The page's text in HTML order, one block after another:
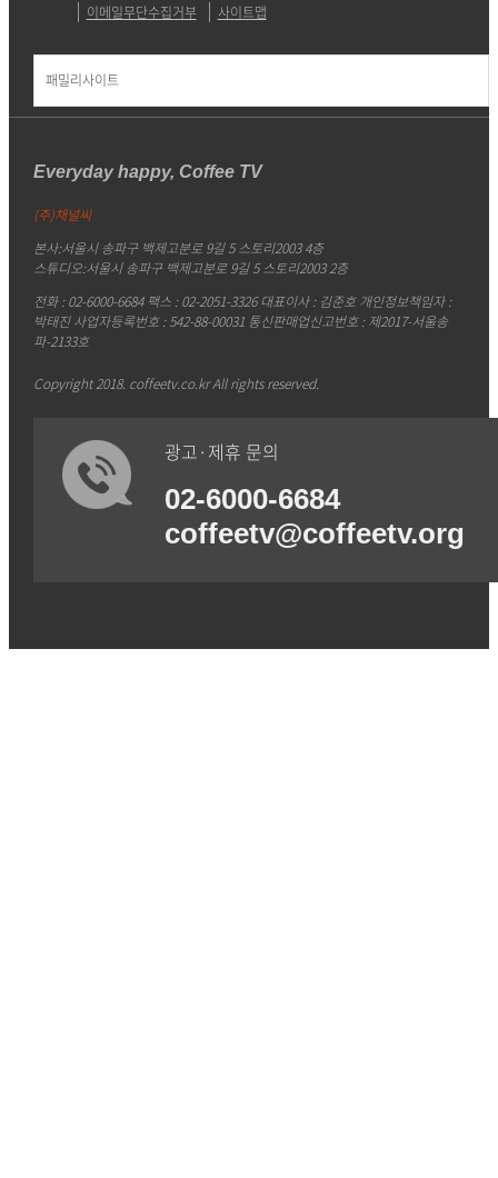
이메일무단수집거부 사이트맵
패밀리사이트
Everyday happy, Coffee TV
(주)채널씨
본사:서울시 송파구 백제고분로 9길 5 스토리2003 4층
스튜디오:서울시 송파구 백제고분로 9길 5 스토리2003 2층
전화 : 02-6000-6684 팩스 : 02-2051-3326 대표이사 : 김준호 개인정보책임자 :
박태진 사업자등록번호 : 542-88-00031 통신판매업신고번호 : 제2017-서울송
파-2133호
Copyright 2018. coffeetv.co.kr All rights reserved.
광고·제휴 문의
02-6000-6684
coffeetv@coffeetv.org